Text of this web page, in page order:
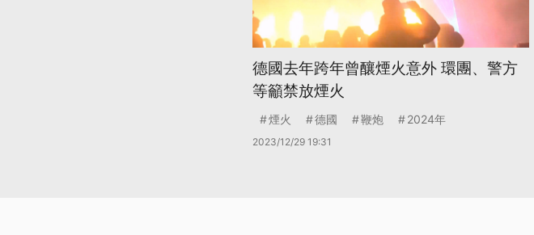
德國去年跨年曾釀煙火意外 環團、警方
等籲禁放煙火
煙火 德國 鞭炮 2024年
2023/12/29 19:31